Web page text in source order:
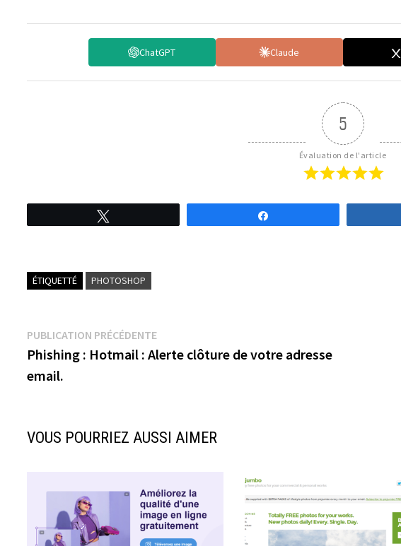
ChatGPT Claude
5
Évaluation de l'article
ÉTIQUETTÉ PHOTOSHOP
Navigation
de
PUBLICATION PRÉCÉDENTEPublication
précédente :
Phishing : Hotmail : Alerte clôture de votre adresse
VOUS POURRIEZ AUSSI AIMER